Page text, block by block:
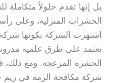
بل إنها تقدم حلولاً متكاملة
الحشرات المنزلية، وعلى
اشتهرت الشركة بكونها
تعتمد على طرق علمية
الحشرة المزعجة. ومع ذلك،
شركة مكافحة الرمة في ريم